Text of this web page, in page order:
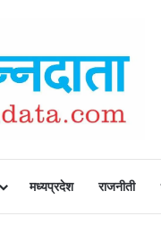
मध्यप्रदेश राजनीती
की समय पर उपलब्धता से किसानों